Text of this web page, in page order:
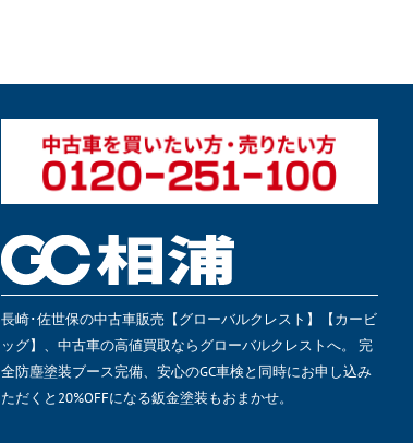
長崎･佐世保の中古車販売【グローバルクレスト】【カービ
ッグ】、中古車の高値買取ならグローバルクレストへ。 完
全防塵塗装ブース完備、安心のGC車検と同時にお申し込み
ただくと20%OFFになる鈑金塗装もおまかせ。